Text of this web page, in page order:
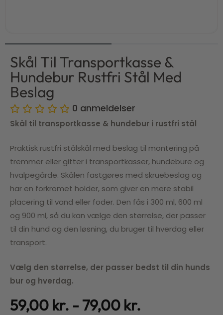
Skål Til Transportkasse &
Hundebur Rustfri Stål Med
Beslag
0 anmeldelser
Skål til transportkasse & hundebur i rustfri stål
Praktisk rustfri stålskål med beslag til montering på
tremmer eller gitter i transportkasser, hundebure og
hvalpegårde. Skålen fastgøres med skruebeslag og
har en forkromet holder, som giver en mere stabil
placering til vand eller foder. Den fås i 300 ml, 600 ml
og 900 ml, så du kan vælge den størrelse, der passer
til din hund og den løsning, du bruger til hverdag eller
transport.
Vælg den størrelse, der passer bedst til din hunds
bur og hverdag.
59,00 kr. 79,00 kr.